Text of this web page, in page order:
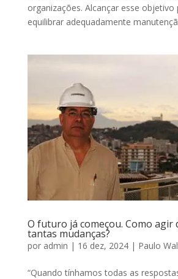
organizações. Alcançar esse objetivo
equilibrar adequadamente
O futuro já começou. Como agir
tantas mudanças?
por admin | 16 dez, 2024| Paulo
“Quando tínhamos todas as